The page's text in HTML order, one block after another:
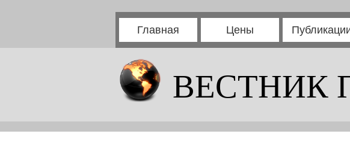
Главная Цены
ВЕСТНИК